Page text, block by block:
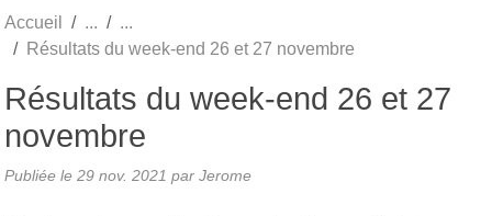
Accueil
Résultats du week-end 26 et 27 novembre
Résultats du week-end 26 et 27
novembre
Publiée le 29 nov. 2021 par Jerome